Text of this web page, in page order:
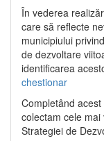
În vederea
care să reflecte
municipiului
de dezvoltare
identificarea
chestionar
Completând acest
colectam cele
Strategiei de